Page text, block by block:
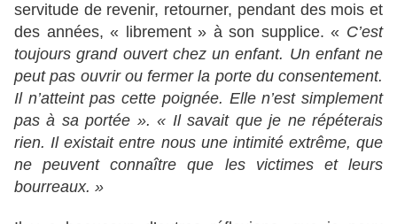
servitude de revenir, retourner, pendant des mois et
des années, « librement » à son supplice. « C’est
toujours grand ouvert chez un enfant. Un enfant ne
peut pas ouvrir ou fermer la porte du consentement.
Il n’atteint pas cette poignée. Elle n’est simplement
pas à sa portée ». « Il savait que je ne répéterais
rien. Il existait entre nous une intimité extrême, que
ne peuvent connaître que les victimes et leurs
bourreaux. »